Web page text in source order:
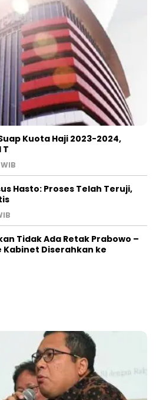
Kuota Haji 2023-2024,
T
Hasto: Proses Telah Teruji,
Tidak Ada Retak Prabowo –
Kabinet Diserahkan ke